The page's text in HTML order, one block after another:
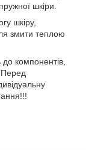
шкіри.
шкіру,
змити теплою
компонентів,
Перед